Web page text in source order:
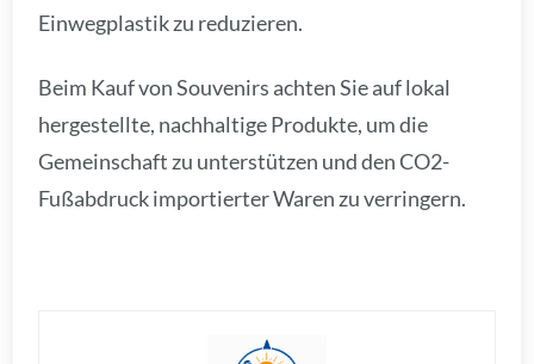
Einwegplastik zu reduzieren.
Beim Kauf von Souvenirs achten Sie auf lokal
hergestellte, nachhaltige Produkte, um die
Gemeinschaft zu unterstützen und den CO2-
Fußabdruck importierter Waren zu verringern.